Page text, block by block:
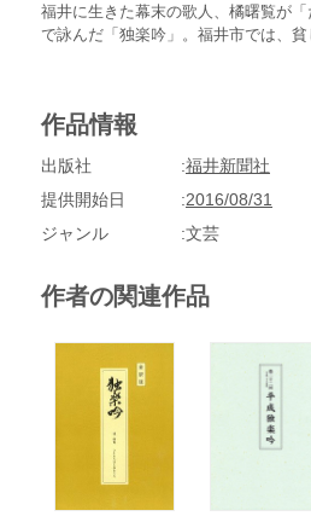
福井に生きた幕末の歌人、橘曙覧が
で詠んだ「独楽吟」。福井市では、
感じた身近な楽しみを詠んだ歌を「
賛された曙覧にちなみ、一般短歌もあ
査員長による評を掲載。入賞者の日常
ついて触れることができる内容とな
過去の平成独楽吟も配信中です。【※
あります。予めご了承下さい。】
作品情報
出版社
福井新聞社
提供開始日
2016/08/31
ジャンル
文芸
作者の関連作品